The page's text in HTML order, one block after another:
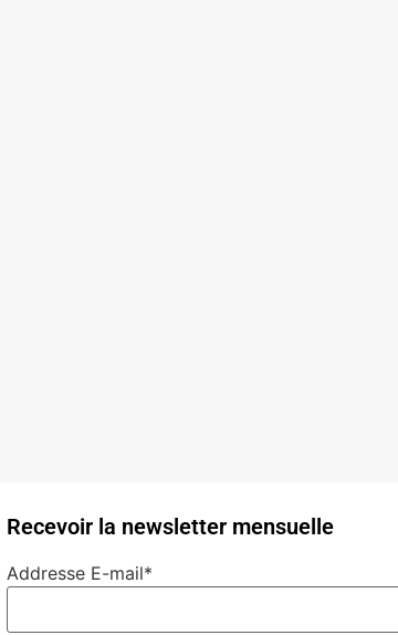
Recevoir la newsletter mensuelle
Addresse E-mail*